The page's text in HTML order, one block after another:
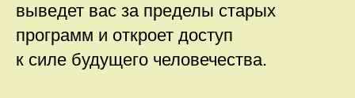
выведет вас за пределы старых
программ и откроет доступ
к силе будущего человечества.